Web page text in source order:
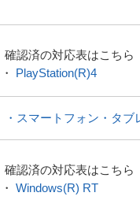
確認済の対応表はこちら
・ PlayStation(R)4
・スマートフォン・タ
確認済の対応表はこちら
・Windows(R) RT